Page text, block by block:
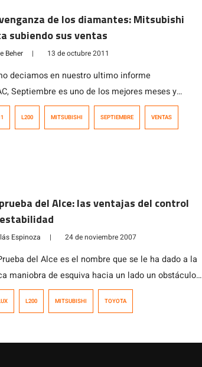
de los diamantes: Mitsubishi
subiendo sus ventas
Beher | 13 de octubre 2011
deciamos en nuestro ultimo informe
Septiembre es uno de los mejores meses y
este año, Septiembre rompió los
de ventas nacionales con 36.595 unidades, y al
L200 MITSUBISHI SEPTIEMBRE VENTAS
del Alce: las ventajas del control
Espinoza | 24 de noviembre 2007
del Alce es el nombre que se le ha dado a la
maniobra de esquiva hacia un lado un obstáculo
en la carretera, invadiendo la pista contraria
L200 MITSUBISHI TOYOTA